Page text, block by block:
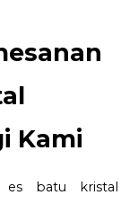
Kami
es batu kristal